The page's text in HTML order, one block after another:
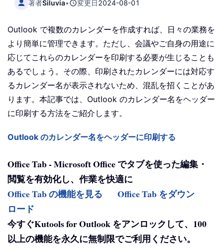
著者Siluvia• 変更日2024-08-01
Outlook で複数のカレンダーを作成すれば、日々の業務を
より簡単に管理できます。ただし、会議やご自身の用途に
応じてこれらのカレンダーを印刷する必要が生じることも
あるでしょう。その際、印刷されたカレンダーには対応す
るカレンダー名が表示されないため、混乱を招くことがあ
ります。本記事では、Outlook のカレンダー名をヘッダー
に印刷する方法をご紹介します。
Outlook のカレンダー名をヘッダーに印刷する
Office Tab - Microsoft Office でタブを使った編集・
閲覧を有効化し、作業を快適に
Office Tab の機能を見る
Office Tab をダウン
ロード
今すぐKutools for Outlook をアンロックして、100
以上の機能を永久に無制限でご利用ください。